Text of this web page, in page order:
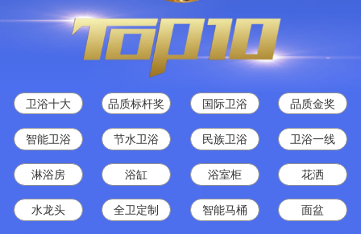
卫浴十大 品质标杆奖 国际卫浴 品质金奖
智能卫浴 节水卫浴 民族卫浴 卫浴一线
淋浴房 浴缸 浴室柜 花洒
水龙头 全卫定制 智能马桶 面盆